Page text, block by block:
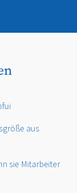
aus
sie Mitarbeiter